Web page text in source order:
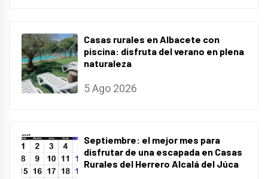
Casas rurales en Albacete con
piscina: disfruta del verano en plena
naturaleza
5 Ago 2026
Septiembre: el mejor mes para
disfrutar de una escapada en Casas
Rurales del Herrero Alcalá del Júca